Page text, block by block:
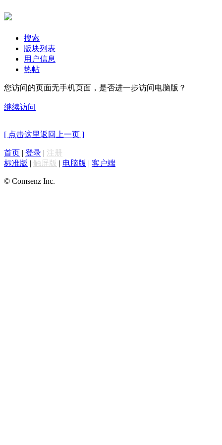
搜索
版块列表
用户信息
热帖
您访问的页面无手机页面，是否进一步访问电脑版？
继续访问
[ 点击这里返回上一页 ]
首页 | 登录 | 注册
标准版 | 触屏版 | 电脑版 | 客户端
© Comsenz Inc.